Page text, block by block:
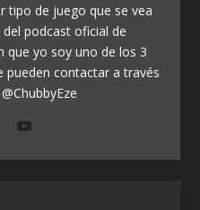
tipo de juego que se vea
podcast oficial de
que yo soy uno de los 3
pueden contactar a través